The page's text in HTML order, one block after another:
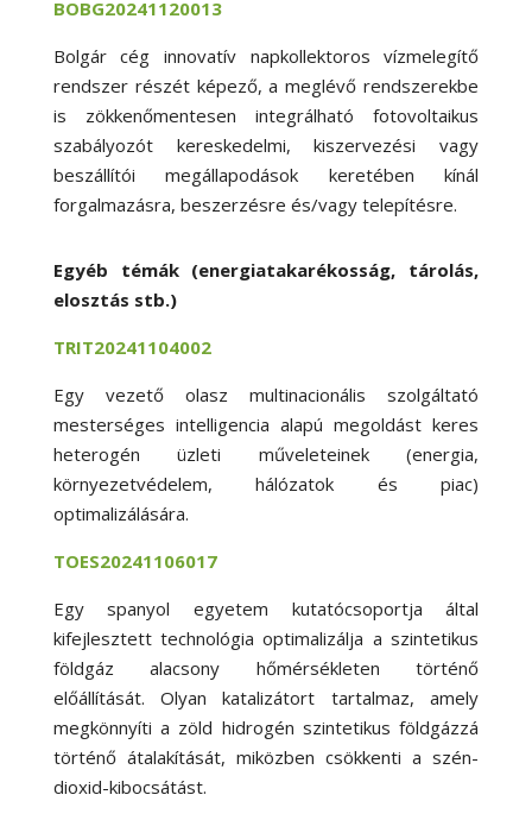
BOBG20241120013
Bolgár cég innovatív napkollektoros vízmelegítő
rendszer részét képező, a meglévő rendszerekbe
is zökkenőmentesen integrálható fotovoltaikus
szabályozót kereskedelmi, kiszervezési vagy
beszállítói megállapodások keretében kínál
forgalmazásra, beszerzésre és/vagy telepítésre.
Egyéb témák (energiatakarékosság, tárolás,
elosztás stb.)
TRIT20241104002
Egy vezető olasz multinacionális szolgáltató
mesterséges intelligencia alapú megoldást keres
heterogén üzleti műveleteinek (energia,
környezetvédelem, hálózatok és piac)
optimalizálására.
TOES20241106017
Egy spanyol egyetem kutatócsoportja által
kifejlesztett technológia optimalizálja a szintetikus
földgáz alacsony hőmérsékleten történő
előállítását. Olyan katalizátort tartalmaz, amely
megkönnyíti a zöld hidrogén szintetikus földgázzá
történő átalakítását, miközben csökkenti a szén-
dioxid-kibocsátást.